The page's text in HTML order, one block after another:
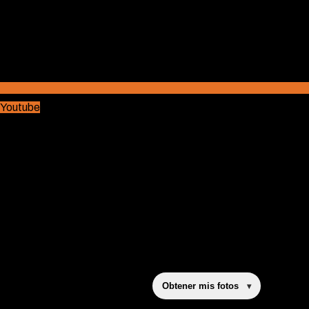
Youtube
Obtener mis fotos ▾